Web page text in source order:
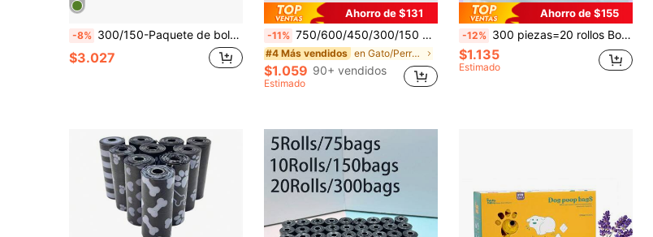
-8% 300/150-Paquete de bolsas para excrementos de mascotas, bolsas para excrementos de perro reforzadas a prueba de fugas, bolsas de limpieza multiusos, bolsas para excrementos de aventuras al aire libre, decoración del hogar, bolsas de almacenamiento para fiestas y Navidad. ¡Haz que tu perro sea talla grande feliz! Cosas para gatos, gatos, cosas para cachorros, accesorios para perros, mantener cachorros
$3.027
Ahorro de $131
-11% 750/600/450/300/150 piezas Paquete de bolsas para desechos de perro, portátil, limpieza, bolsas de basura para automóvil, papelera pequeña, bolsas de repuesto para papelera, bolsas de basura para mascotas, bolsas para heces de perro, bolsas herméticas para desechos de mascotas, paseo de perro al aire libre, bolsas para heces de perro al aire libre
#4 Más vendidos en Gato/Perro Bolsas y dispensadores para excremen
$1.059 90+ vendidos
Estimado
Ahorro de $155
-12% 300 piezas=20 rollos Bolsas para desechos de mascotas, Bolsas de basura para mascotas a prueba de fugas, Adecuadas para paseos al aire libre con perros (450 piezas=30 rollos, 225 piezas=15 rollos, 150 piezas=10 rollos, 75 piezas=5 rollos, 15 piezas=1 rollo)
$1.135
Estimado